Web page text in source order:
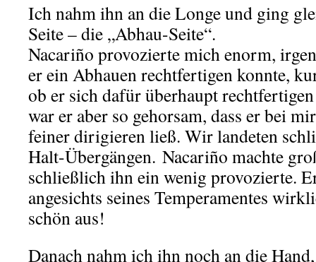
Ich nahm ihn an die Longe und ging
Seite – die „Abhau-Seite“.
Nacariño provozierte mich enorm,
er ein Abhauen rechtfertigen konnte,
ob er sich dafür überhaupt
war er aber so gehorsam, dass er bei
feiner dirigieren ließ. Wir landeten
Halt-Übergängen. Nacariño machte
schließlich ihn ein wenig provozierte.
angesichts seines Temperamentes
schön aus!
Danach nahm ich ihn noch an die